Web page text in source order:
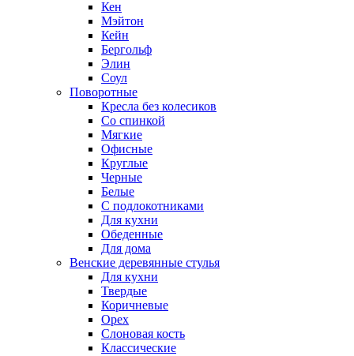
Кен
Мэйтон
Кейн
Бергольф
Элин
Соул
Поворотные
Кресла без колесиков
Со спинкой
Мягкие
Офисные
Круглые
Черные
Белые
С подлокотниками
Для кухни
Обеденные
Для дома
Венские деревянные стулья
Для кухни
Твердые
Коричневые
Орех
Слоновая кость
Классические